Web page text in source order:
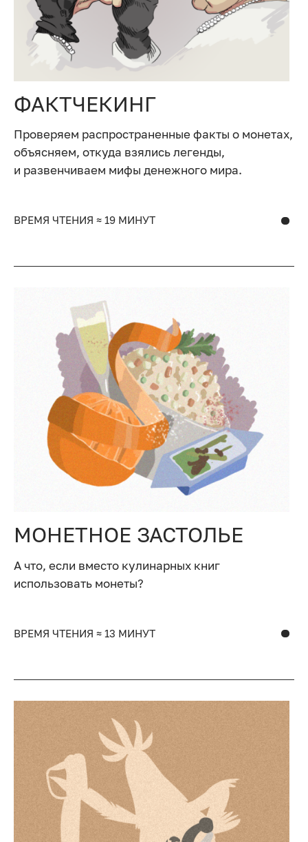
ФАКТЧЕКИНГ
Проверяем распространенные факты о монетах,
объясняем, откуда взялись легенды,
и развенчиваем мифы денежного мира.
ВРЕМЯ ЧТЕНИЯ ≈ 19 МИНУТ
МОНЕТНОЕ ЗАСТОЛЬЕ
А что, если вместо кулинарных книг
использовать монеты?
ВРЕМЯ ЧТЕНИЯ ≈ 13 МИНУТ